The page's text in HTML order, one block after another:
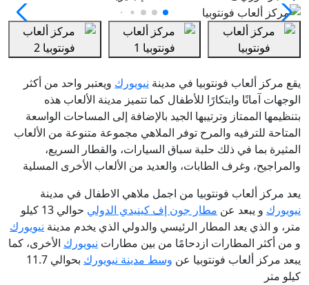
يقع مركز ألعاب فونتوبيا في مدينة نيويورك ويعتبر واحد من أكثر
الوجهات آمانًا وابتكارًا للأطفال كما تتميز مدينة الألعاب هذه
بتنظيمها الممتاز وترتيبها الجيد بالإضافة إلى المساحات الواسعة
المتاحة للترفيه والمرح توفر الملاهي مجموعة متنوعة من الألعاب
المثيرة بما في ذلك حلبة سباق السيارات، والقطار السريع،
والمراجيح، وغرف الطابات، والعديد من الألعاب الأخرى المسلية
يعد مركز ألعاب فونتوبيا من اجمل ملاهي الاطفال في مدينة
نيويورك و يبعد عن مطار جون إف كينيدي الدولي
حوالي 13 كيلو
متر، و الذي يعد المطار الرئيسي والدولي الذي يخدم مدينة نيويورك
و من أكثر المطارات ازدحامًا من بين مطارات نيويورك الأخرى، كما
يبعد مركز ألعاب فونتوبيا عن وسط مدينة نيويورك
بحوالي 11.7
كيلو متر